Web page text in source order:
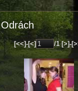
[<<]-[<] /1 [>]-